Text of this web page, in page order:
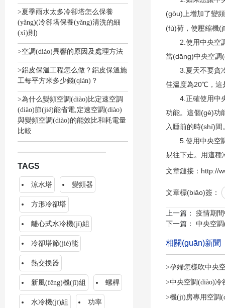
>夏季雨水太多冷卻塔怎么保養
(yǎng)(冷卻塔保養(yǎng)清洗的細
(xì)則)
>空調(diào)異響的原因及處理方法
>鋁皮保溫工程怎么做？鋁皮保溫施
工每平方米多少錢(qián)？
>為什么變頻空調(diào)比定速空調
(diào)節(jié)能省電,定速空調(diào)
與變頻空調(diào)的能效比和耗電量
比較
TAGS
涼水塔 變頻器
方形冷卻塔
離心式水冷機(jī)組
冷卻塔節(jié)能
熱交換器
新風(fēng)機(jī)組 螺桿
水冷機(jī)組 功率
(gòu)上增加了變
(fù)荷，使壓縮機
2.使用中央空調
當(dāng)中央空調
3.夏天不要貪冷
佳溫度為20℃，這
4.正確使用中央
功能。這個(gè)功
入睡前的時(shí)
5.使用中央空調
易往下走。用這種
文章鏈接：http://
文章標(biāo)簽：
上一篇： 疫情期
下一篇： 中央空
相關(guān)新聞
>孕婦怎樣吹中央
>中央空調(diào)冷
>機(jī)房專用空調